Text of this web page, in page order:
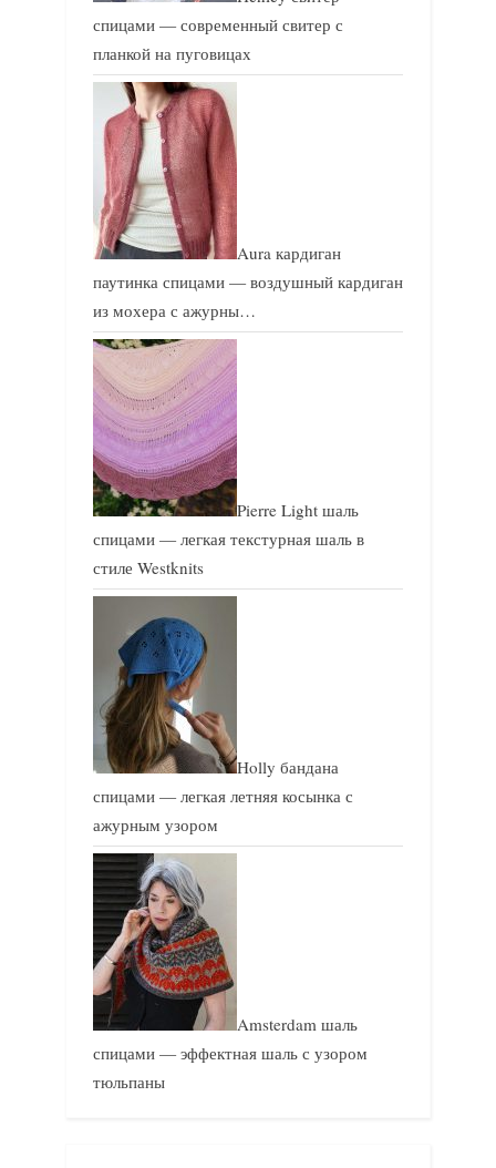
спицами — современный свитер с
планкой на пуговицах
Aura кардиган
паутинка спицами — воздушный кардиган
из мохера с ажурны…
Pierre Light шаль
спицами — легкая текстурная шаль в
стиле Westknits
Holly бандана
спицами — легкая летняя косынка с
ажурным узором
Amsterdam шаль
спицами — эффектная шаль с узором
тюльпаны